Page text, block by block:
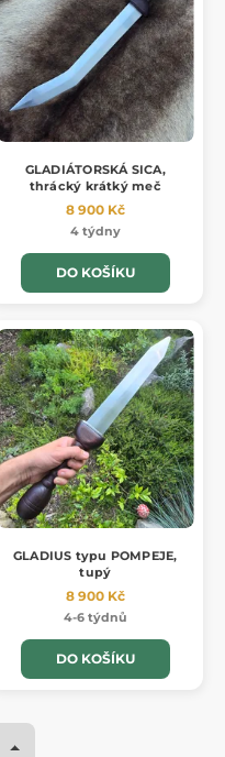
GLADIÁTORSKÁ SICA,
thrácký krátký meč
8 900 Kč
4 týdny
DO KOŠÍKU
GLADIUS typu POMPEJE,
tupý
8 900 Kč
4-6 týdnů
DO KOŠÍKU